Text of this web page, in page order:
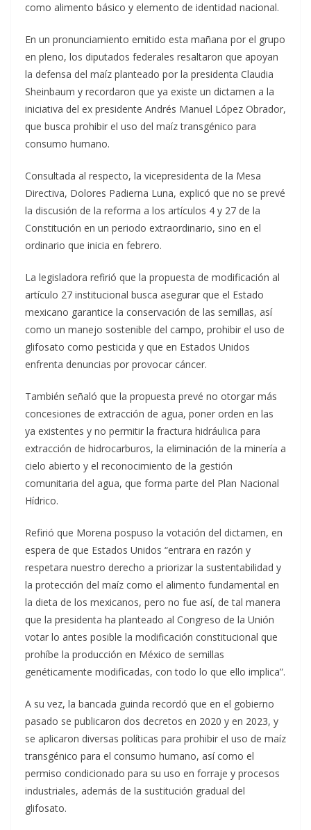
como alimento básico y elemento de identidad nacional.
En un pronunciamiento emitido esta mañana por el grupo
en pleno, los diputados federales resaltaron que apoyan
la defensa del maíz planteado por la presidenta Claudia
Sheinbaum y recordaron que ya existe un dictamen a la
iniciativa del ex presidente Andrés Manuel López Obrador,
que busca prohibir el uso del maíz transgénico para
consumo humano.
Consultada al respecto, la vicepresidenta de la Mesa
Directiva, Dolores Padierna Luna, explicó que no se prevé
la discusión de la reforma a los artículos 4 y 27 de la
Constitución en un periodo extraordinario, sino en el
ordinario que inicia en febrero.
La legisladora refirió que la propuesta de modificación al
artículo 27 institucional busca asegurar que el Estado
mexicano garantice la conservación de las semillas, así
como un manejo sostenible del campo, prohibir el uso de
glifosato como pesticida y que en Estados Unidos
enfrenta denuncias por provocar cáncer.
También señaló que la propuesta prevé no otorgar más
concesiones de extracción de agua, poner orden en las
ya existentes y no permitir la fractura hidráulica para
extracción de hidrocarburos, la eliminación de la minería a
cielo abierto y el reconocimiento de la gestión
comunitaria del agua, que forma parte del Plan Nacional
Hídrico.
Refirió que Morena pospuso la votación del dictamen, en
espera de que Estados Unidos “entrara en razón y
respetara nuestro derecho a priorizar la sustentabilidad y
la protección del maíz como el alimento fundamental en
la dieta de los mexicanos, pero no fue así, de tal manera
que la presidenta ha planteado al Congreso de la Unión
votar lo antes posible la modificación constitucional que
prohíbe la producción en México de semillas
genéticamente modificadas, con todo lo que ello implica”.
A su vez, la bancada guinda recordó que en el gobierno
pasado se publicaron dos decretos en 2020 y en 2023, y
se aplicaron diversas políticas para prohibir el uso de maíz
transgénico para el consumo humano, así como el
permiso condicionado para su uso en forraje y procesos
industriales, además de la sustitución gradual del
glifosato.